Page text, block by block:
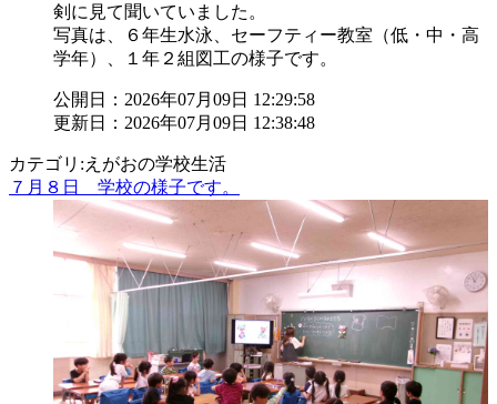
剣に見て聞いていました。
写真は、６年生水泳、セーフティー教室（低・中・高
学年）、１年２組図工の様子です。
公開日：2026年07月09日 12:29:58
更新日：2026年07月09日 12:38:48
カテゴリ:えがおの学校生活
７月８日 学校の様子です。